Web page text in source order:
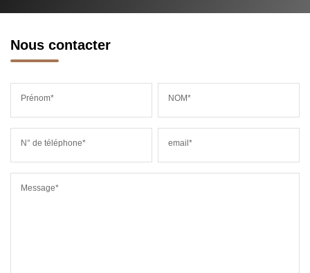
Nous contacter
Prénom* NOM*
N° de téléphone* email*
Message*